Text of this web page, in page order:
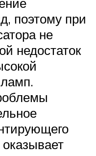
поэтому при
не
недостаток